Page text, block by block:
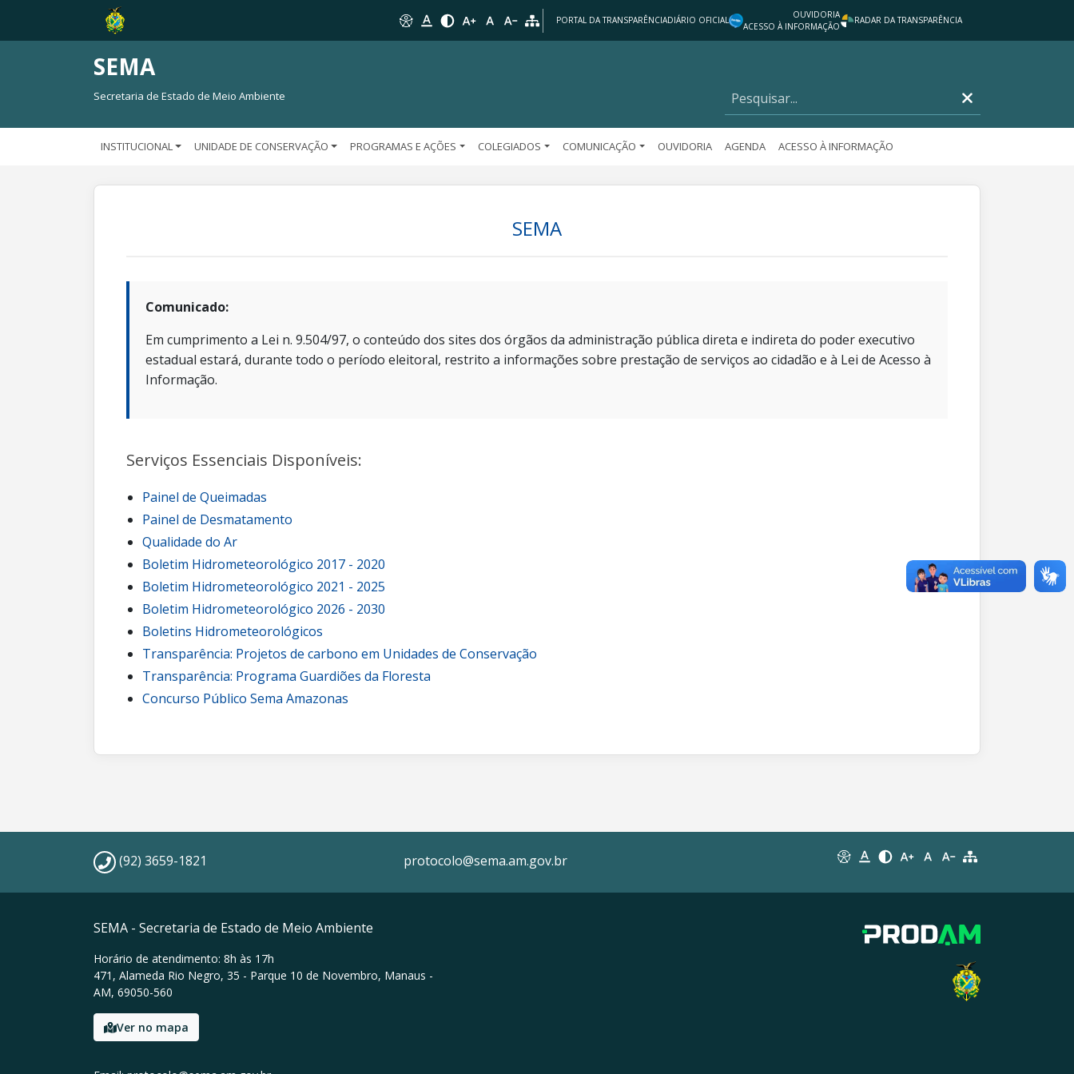
PORTAL DA TRANSPARÊNCIADIÁRIO OFICIAL
OUVIDORIA
ACESSO À INFORMAÇÃO
RADAR DA TRANSPARÊNCIA
SEMA
Secretaria de Estado de Meio Ambiente
INSTITUCIONAL UNIDADE DE CONSERVAÇÃO PROGRAMAS E AÇÕES COLEGIADOS COMUNICAÇÃO OUVIDORIA AGENDA ACESSO À INFORMAÇÃO
SEMA
Comunicado:
Em cumprimento a Lei n. 9.504/97, o conteúdo dos sites dos órgãos da administração pública direta e indireta do poder executivo
estadual estará, durante todo o período eleitoral, restrito a informações sobre prestação de serviços ao cidadão e à Lei de Acesso à
Informação.
Serviços Essenciais Disponíveis:
Painel de Queimadas
Painel de Desmatamento
Qualidade do Ar
Boletim Hidrometeorológico 2017 - 2020
Boletim Hidrometeorológico 2021 - 2025
Boletim Hidrometeorológico 2026 - 2030
Boletins Hidrometeorológicos
Transparência: Projetos de carbono em Unidades de Conservação
Transparência: Programa Guardiões da Floresta
Concurso Público Sema Amazonas
(92) 3659-1821 protocolo@sema.am.gov.br
SEMA - Secretaria de Estado de Meio Ambiente
Horário de atendimento: 8h às 17h
471, Alameda Rio Negro, 35 - Parque 10 de Novembro, Manaus -
AM, 69050-560
Ver no mapa